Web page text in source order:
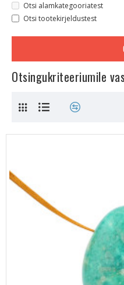
Otsi alamkategooriatest
Otsi tootekirjeldustest
Otsingukriteeriumile